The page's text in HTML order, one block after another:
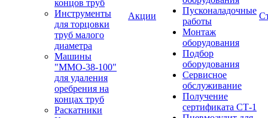
концов труб
Инструменты
для торцовки
труб малого
диаметра
Машины
"ММО-38-100"
для удаления
оребрения на
концах труб
Раскатники
Акции
Пусконаладочные
работы
Монтаж
оборудования
Подбор
оборудования
Сервисное
обслуживание
Получение
сертификата СТ-1